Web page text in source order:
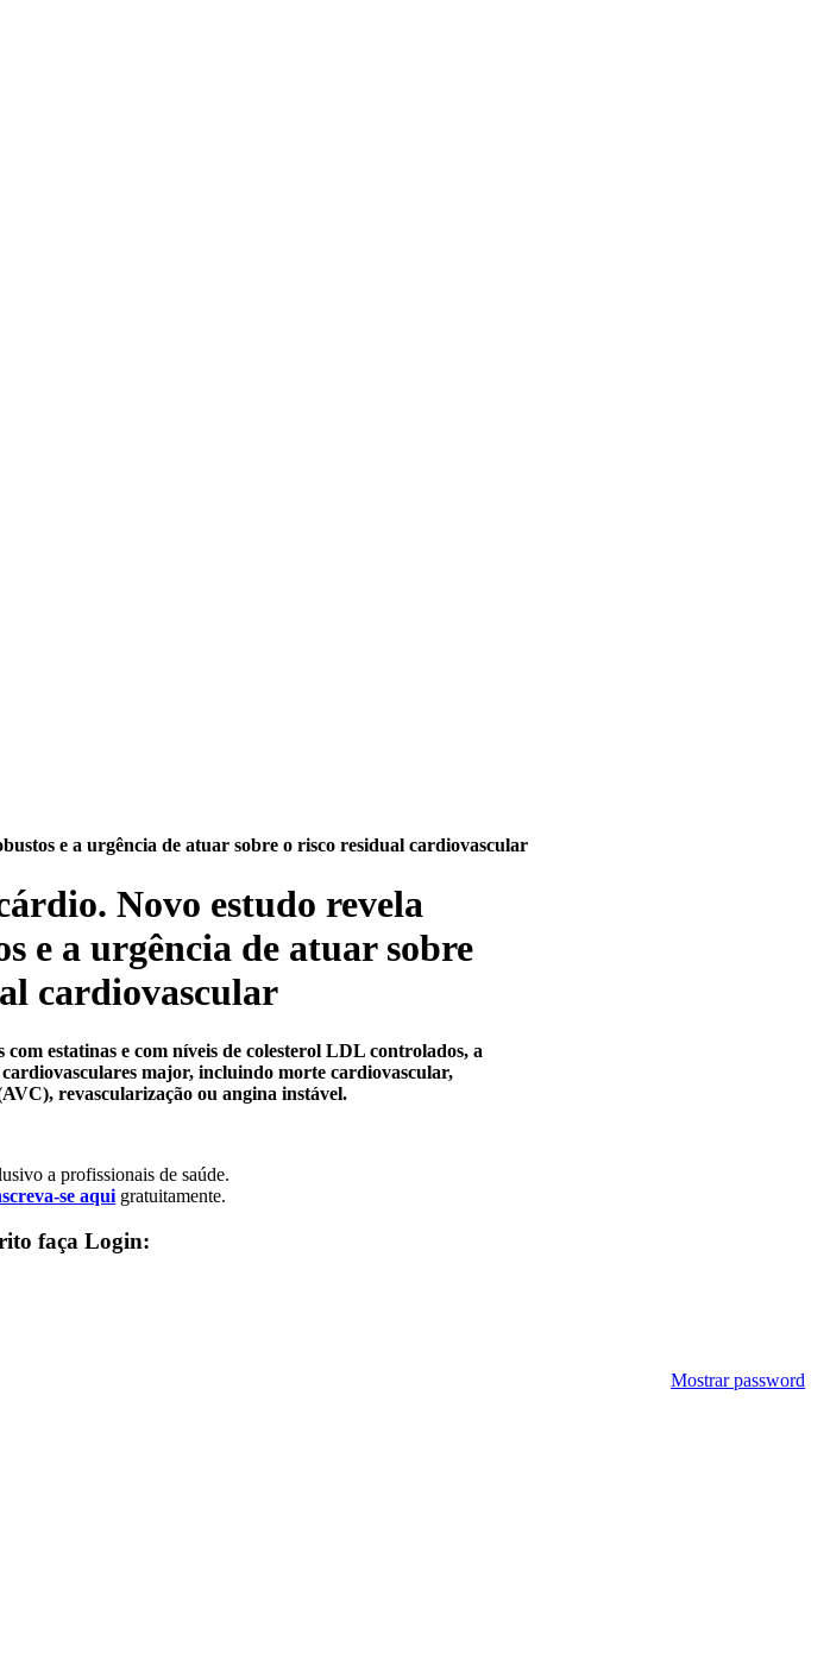
e a urgência de atuar sobre o risco residual cardiovascular
Novo estudo revela
e a urgência de atuar sobre
cardiovascular
estatinas e com níveis de colesterol LDL controlados, a
major, incluindo morte cardiovascular,
revascularização ou angina instável.
a profissionais de saúde.
se aqui gratuitamente.
faça Login:
Mostrar password